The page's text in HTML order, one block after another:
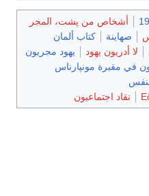
أشخاص من پشت، المجر
صهاينة
كتاب ألمان
لا أدريون يهود
يهود مجريون
في مقبرة مونپارناس
نقاد اجتماعيون